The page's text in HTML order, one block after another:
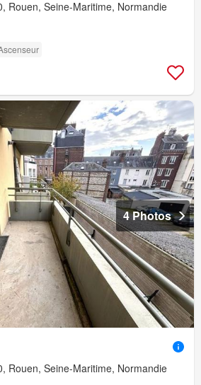
Rouen, Seine-Maritime, Normandie
4 Photos
Rouen, Seine-Maritime, Normandie